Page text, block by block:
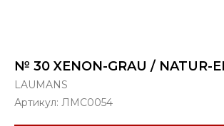
№ 30 XENON-GRAU / NATUR-
LAUMANS
Артикул: ЛМС0054